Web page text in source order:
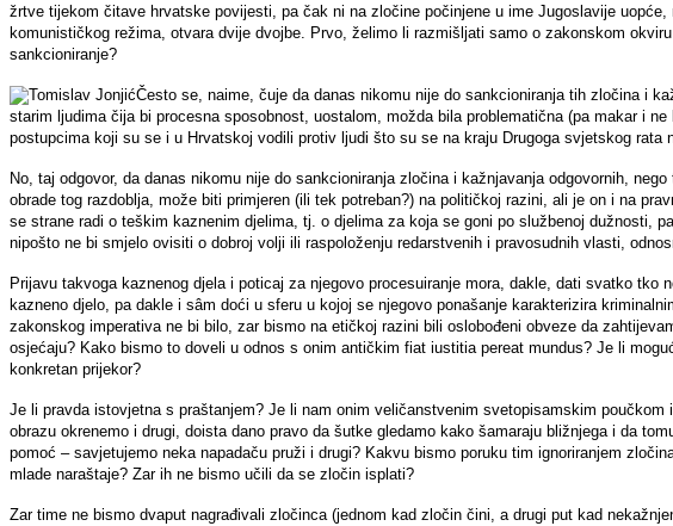
žrtve tijekom čitave hrvatske povijesti, pa čak ni na zločine počinjene u ime Jugoslavije uopće,
komunističkog režima, otvara dvije dvojbe. Prvo, želimo li razmišljati samo o zakonskom
sankcioniranje?
Često se, naime, čuje da danas nikomu nije do sankcioniranja tih zločina i
starim ljudima čija bi procesna sposobnost, uostalom, možda bila problematična (pa makar i
postupcima koji su se i u Hrvatskoj vodili protiv ljudi što su se na kraju Drugoga svjetskog rata
No, taj odgovor, da danas nikomu nije do sankcioniranja zločina i kažnjavanja odgovornih,
obrade tog razdoblja, može biti primjeren (ili tek potreban?) na političkoj razini, ali je on i na
se strane radi o teškim kaznenim djelima, tj. o djelima za koja se goni po službenoj dužnosti,
nipošto ne bi smjelo ovisiti o dobroj volji ili raspoloženju redarstvenih i pravosudnih vlasti,
Prijavu takvoga kaznenog djela i poticaj za njegovo procesuiranje mora, dakle, dati svatko tko
kazneno djelo, pa dakle i sâm doći u sferu u kojoj se njegovo ponašanje karakterizira
zakonskog imperativa ne bi bilo, zar bismo na etičkoj razini bili oslobođeni obveze da
osjećaju? Kako bismo to doveli u odnos s onim antičkim fiat iustitia pereat mundus? Je li
konkretan prijekor?
Je li pravda istovjetna s praštanjem? Je li nam onim veličanstvenim svetopisamskim poučkom
obrazu okrenemo i drugi, doista dano pravo da šutke gledamo kako šamaraju bližnjega i da
pomoć – savjetujemo neka napadaču pruži i drugi? Kakvu bismo poruku tim ignoriranjem
mlade naraštaje? Zar ih ne bismo učili da se zločin isplati?
Zar time ne bismo dvaput nagrađivali zločinca (jednom kad zločin čini, a drugi put kad